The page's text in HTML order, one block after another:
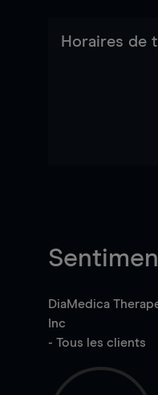
Horaires de
DiaMedica
Inc
- Tous les clients